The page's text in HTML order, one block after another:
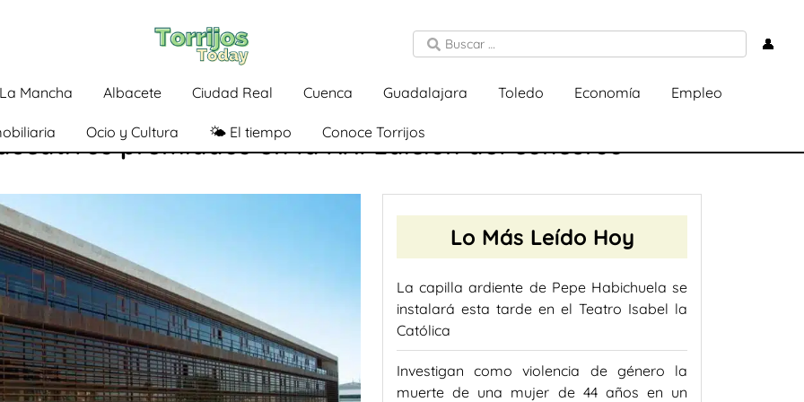
👤
Mancha Albacete Ciudad Real Cuenca Guadalajara Toledo Economía Empleo
Ocio y Cultura 🌤️ El tiempo Conoce Torrijos
premiados en la XXI Edición del concurso
Lo Más Leído Hoy
La capilla ardiente de Pepe Habichuela se
instalará esta tarde en el Teatro Isabel la
Católica
Investigan como violencia de género la
muerte de una mujer de 44 años en un